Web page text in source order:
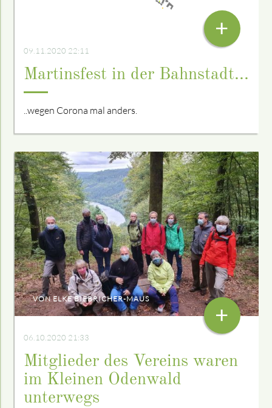
09.11.2020 22:11
Martinsfest in der Bahnstadt...
..wegen Corona mal anders.
+
VON ELKE BIEBRICHER-MAUS
06.10.2020 21:33
Mitglieder des Vereins waren
im Kleinen Odenwald
unterwegs
+